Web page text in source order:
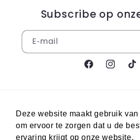
Deze website maakt gebruik
om ervoor te zorgen dat u de
ervaring krijgt op onze website.
Subscribe op
E‑mail
FacebookInstagram